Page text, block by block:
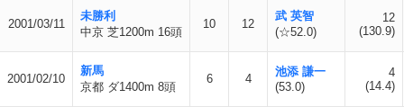
2001/03/11
未勝利
中京 芝1200m 16頭
10 12
武 英智
(☆52.0)
12
(130.9)
2001/02/10
新馬
京都 ダ1400m 8頭
6 4
池添 謙一
(53.0)
4
(14.4)